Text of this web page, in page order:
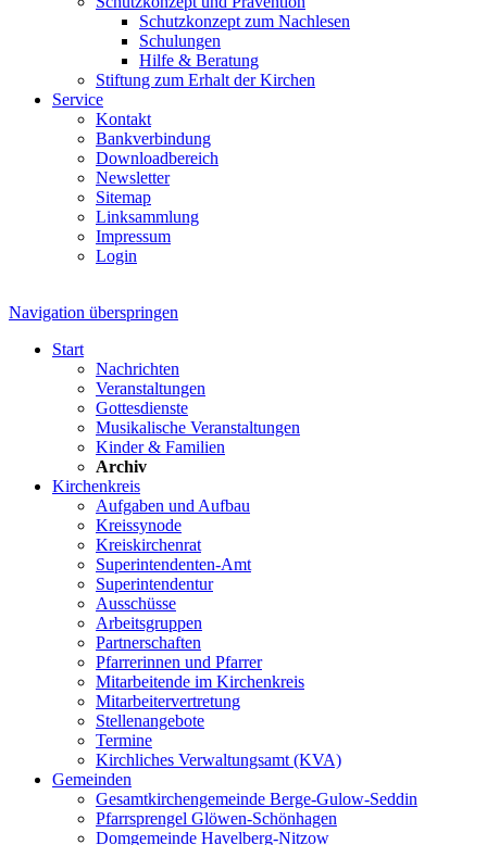
Schutzkonzept zum Nachlesen
Schulungen
Hilfe & Beratung
Stiftung zum Erhalt der Kirchen
Service
Kontakt
Bankverbindung
Downloadbereich
Newsletter
Sitemap
Linksammlung
Impressum
Login
Navigation überspringen
Start
Nachrichten
Veranstaltungen
Gottesdienste
Musikalische Veranstaltungen
Kinder & Familien
Archiv
Kirchenkreis
Aufgaben und Aufbau
Kreissynode
Kreiskirchenrat
Superintendenten-Amt
Superintendentur
Ausschüsse
Arbeitsgruppen
Partnerschaften
Pfarrerinnen und Pfarrer
Mitarbeitende im Kirchenkreis
Mitarbeitervertretung
Stellenangebote
Termine
Kirchliches Verwaltungsamt (KVA)
Gemeinden
Gesamtkirchengemeinde Berge-Gulow-Seddin
Pfarrsprengel Glöwen-Schönhagen
Domgemeinde Havelberg-Nitzow